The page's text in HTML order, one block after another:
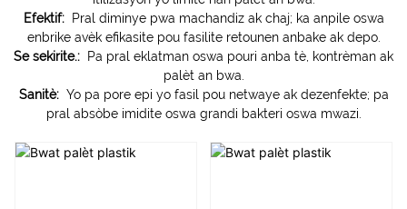
Efektif:
Pral diminye pwa machandiz ak chaj; ka anpile oswa
enbrike avèk efikasite pou fasilite retounen anbake ak depo.
Se sekirite.:
Pa pral eklatman oswa pouri anba tè, kontrèman ak
palèt an bwa.
Sanitè: Yo pa pore epi yo fasil pou netwaye ak dezenfekte; pa
pral absòbe imidite oswa grandi bakteri oswa mwazi.